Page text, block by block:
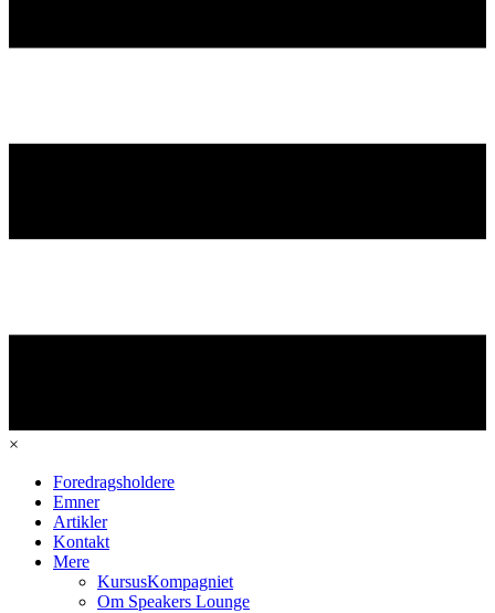
×
Foredragsholdere
Emner
Artikler
Kontakt
Mere
KursusKompagniet
Om Speakers Lounge